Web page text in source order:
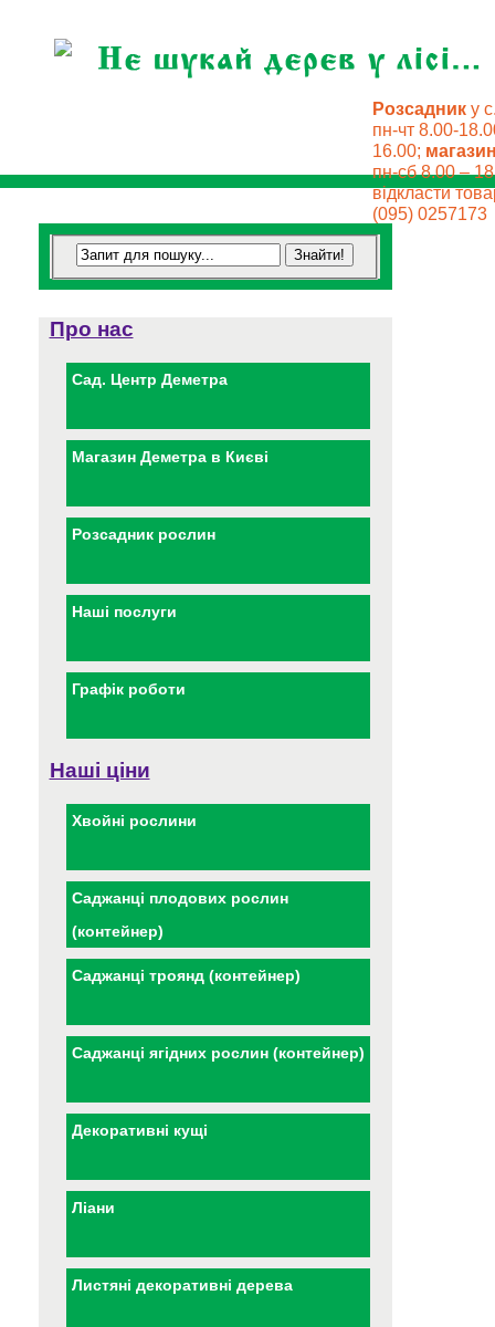
Розсадник у
пн-чт 8.00-
16.00;
пн-сб 8.00 –
відкласти
(095) 0257173
Про нас
Сад. Центр Деметра
Магазин Деметра в Києві
Розсадник рослин
Наші послуги
Графік роботи
Наші ціни
Хвойні рослини
Саджанці плодових рослин
(контейнер)
Саджанці троянд (контейнер)
Саджанці ягідних рослин (контейнер)
Декоративні кущі
Ліани
Листяні декоративні дерева